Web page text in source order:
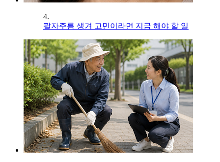
4.
팔자주름 생겨 고민이라면 지금 해야 할 일